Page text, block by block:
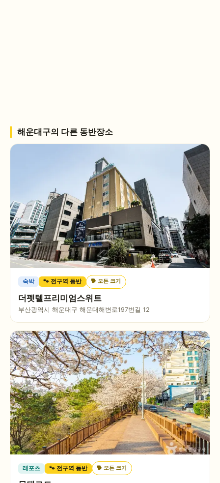
해운대구의 다른 동반장소
숙박 🐾 전구역 동반 🐕모든 크기
더펫텔프리미엄스위트
부산광역시 해운대구 해운대해변로197번길 12
레포츠 🐾 전구역 동반 🐕 모든 크기